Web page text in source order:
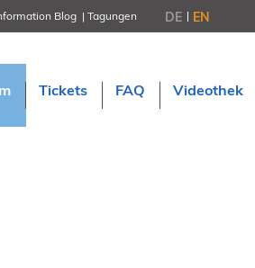
Blog
Tagungen
Information Energy
21.-23. April 2027 Online
DE EN
Tickets FAQ Videothek